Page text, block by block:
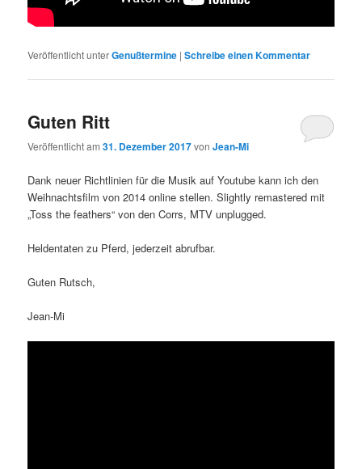
Veröffentlicht unterGenußtermine |Schreibe einen Kommentar
Guten Ritt
Veröffentlicht am31. Dezember 2017vonJean-Mi
Dank neuer Richtlinien für die Musik auf Youtube kann ich den
Weihnachtsfilm von 2014 online stellen. Slightly remastered mit
„Toss the feathers“ von den Corrs, MTV unplugged.
Heldentaten zu Pferd, jederzeit abrufbar.
Guten Rutsch,
Jean-Mi